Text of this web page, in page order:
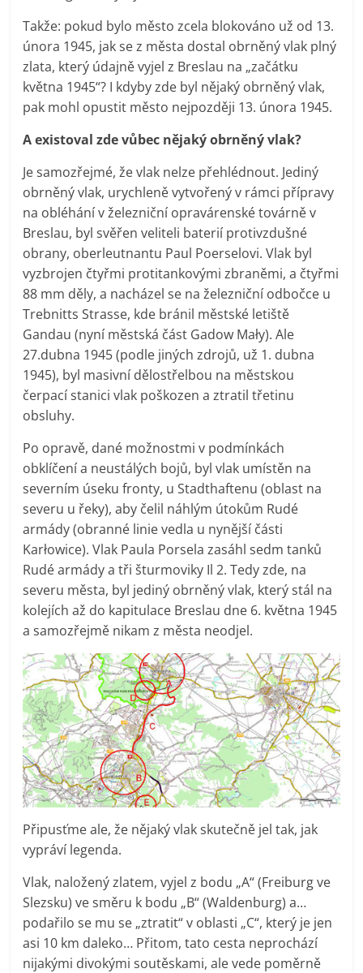
Takže: pokud bylo město zcela blokováno už od 13.
února 1945, jak se z města dostal obrněný vlak plný
zlata, který údajně vyjel z Breslau na „začátku
května 1945“? I kdyby zde byl nějaký obrněný vlak,
pak mohl opustit město nejpozději 13. února 1945.
A existoval zde vůbec nějaký obrněný vlak?
Je samozřejmé, že vlak nelze přehlédnout. Jediný
obrněný vlak, urychleně vytvořený v rámci přípravy
na obléhání v železniční opravárenské továrně v
Breslau, byl svěřen veliteli baterií protivzdušné
obrany, oberleutnantu Paul Poerselovi. Vlak byl
vyzbrojen čtyřmi protitankovými zbraněmi, a čtyřmi
88 mm děly, a nacházel se na železniční odbočce u
Trebnitts Strasse, kde bránil městské letiště
Gandau (nyní městská část Gadow Mały). Ale
27.dubna 1945 (podle jiných zdrojů, už 1. dubna
1945), byl masivní dělostřelbou na městskou
čerpací stanici vlak poškozen a ztratil třetinu
obsluhy.
Po opravě, dané možnostmi v podmínkách
obklíčení a neustálých bojů, byl vlak umístěn na
severním úseku fronty, u Stadthaftenu (oblast na
severu u řeky), aby čelil náhlým útokům Rudé
armády (obranné linie vedla u nynější části
Karłowice). Vlak Paula Porsela zasáhl sedm tanků
Rudé armády a tři šturmoviky Il 2. Tedy zde, na
severu města, byl jediný obrněný vlak, který stál na
kolejích až do kapitulace Breslau dne 6. května 1945
a samozřejmě nikam z města neodjel.
Připusťme ale, že nějaký vlak skutečně jel tak, jak
vypráví legenda.
Vlak, naložený zlatem, vyjel z bodu „A“ (Freiburg ve
Slezsku) ve směru k bodu „B“ (Waldenburg) a…
podařilo se mu se „ztratit“ v oblasti „C“, který je jen
asi 10 km daleko… Přitom, tato cesta neprochází
nijakými divokými soutěskami, ale vede poměrně